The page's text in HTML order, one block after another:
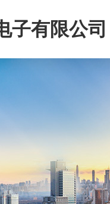
子有限公司